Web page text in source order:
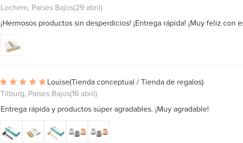
Lochem, Países Bajos(29 abril)
¡Hermosos productos sin desperdicios! ¡Entrega rápida! ¡Muy feliz con
Louise(Tienda conceptual / Tienda de regalos)
Tilburg, Países Bajos(16 abril)
Entrega rápida y productos súper agradables. ¡Muy agradable!